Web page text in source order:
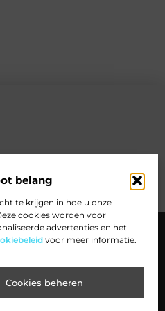
belang
te krijgen in hoe u onze
cookies worden voor
advertenties en het
voor meer informatie.
Cookies beheren
(EU)
online activiteiten